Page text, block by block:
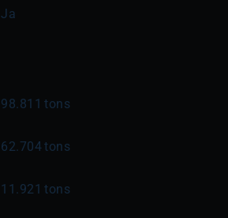
Ja
98.811 tons
62.704tons
11.921 tons